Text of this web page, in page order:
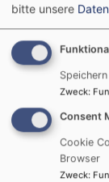
Startseite
bitte unsere
Zweck:
Consent
Cookie
Browser
Zweck: